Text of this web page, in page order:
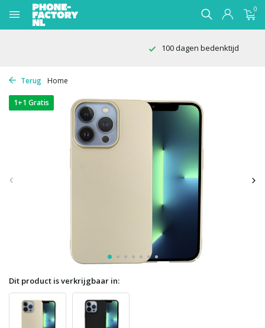
0
100 dagen bedenktijd
Terug Home
1+1 Gratis
Dit product is verkrijgbaar in: